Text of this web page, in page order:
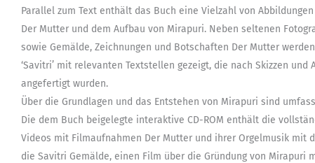
Parallel zum Text enthält das Buch eine Vielzahl von
Der Mutter und dem Aufbau von Mirapuri. Neben seltenen
sowie Gemälde, Zeichnungen und Botschaften Der Mutter
‘Savitri’ mit relevanten Textstellen gezeigt, die nach Skizzen
angefertigt wurden.
Über die Grundlagen und das Entstehen von Mirapuri sind
Die dem Buch beigelegte interaktive CD-ROM enthält die
Videos mit Filmaufnahmen Der Mutter und ihrer Orgelmusik mit
die Savitri Gemälde, einen Film über die Gründung von Mirapuri